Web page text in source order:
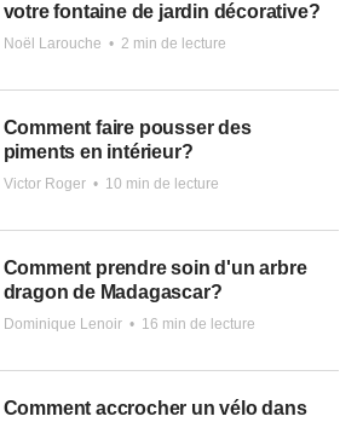
votre fontaine de jardin décorative?
Noël Larouche • 2 min de lecture
Comment faire pousser des
piments en intérieur?
Victor Roger • 10 min de lecture
Comment prendre soin d'un arbre
dragon de Madagascar?
Dominique Lenoir • 16 min de lecture
Comment accrocher un vélo dans